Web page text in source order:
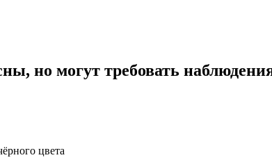
но могут требовать
цвета